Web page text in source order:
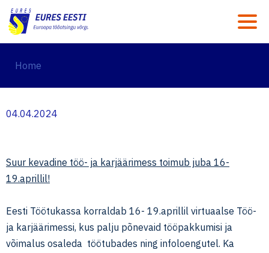
Home
04.04.2024
Suur kevadine töö- ja karjäärimess toimub juba 16-
19.aprillil!
Eesti Töötukassa korraldab 16- 19.aprillil virtuaalse Töö-
ja karjäärimessi, kus palju põnevaid tööpakkumisi ja
võimalus osaleda töötubades ning infoloengutel. Ka